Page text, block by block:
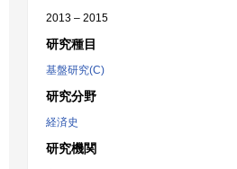
2013 – 2015
研究種目
基盤研究(C)
研究分野
経済史
研究機関